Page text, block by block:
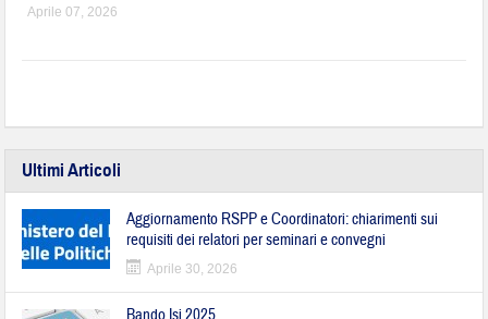
Aprile 07, 2026
Ultimi Articoli
Aggiornamento RSPP e Coordinatori: chiarimenti sui
requisiti dei relatori per seminari e convegni
Aprile 30, 2026
Bando Isi 2025